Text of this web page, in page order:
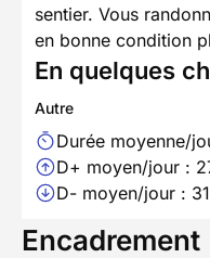
sentier. Vous
en bonne condition
En quelques
Autre
Durée moyenne/
D+ moyen/jour :
D- moyen/jour :
Encadrement